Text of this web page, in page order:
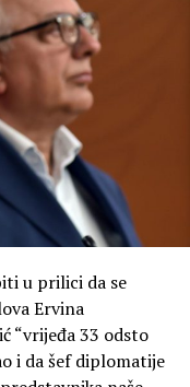
pravo koje se
voditi politiku
da se ljudi
na mržnju ne
Posebnu
mitropolita
doprinos očuvanju
u prilici da se
Ervina
“vrijeđa 33 odsto
i da šef diplomatije